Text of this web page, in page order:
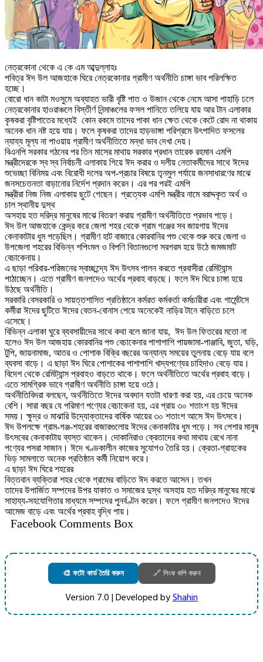
নেত্রকোনা থেকে এ কে এম আব্দুল্লাহঃ
পবিত্র ঈদ উল আজহাকে ঘিরে নেত্রকোনার গ্রামীণ অর্থনীতি চাঙ্গা ভাব পরিলক্ষিত
হচ্ছে।
বোরো ধান কাটা মওসুমে অব্যাহত ভারী বৃষ্টি পাত ও উজান থেকে নেমে আসা পাহাড়ি ঢলে
নেত্রকোনার হাওরাঞ্চলে বিস্তীর্ণ নিন্মাঞ্চলের ফসল পানিতে তলিয়ে যায় আর টান এলাকার
কৃষকরা বৃষ্টিপাতের মধ্যেই কোন রকমে তাদের পাকা ধান ক্ষেত থেকে কেটে রোদ না থাকায়
অনেক ধান নষ্ট হয়ে যায়। ফলে কৃষকরা তাদের হাড়ভাঙ্গা পরিশ্রমে উৎপাদিত ফসলের
ন্যায্য মূল্য না পাওয়ায় গ্রামীণ অর্থনীতিতে মন্ধা ভাব দেখা দেয়।
বিএনপি সরকার গঠনের পর তিন মাসের মাথায় সরকার প্রধান তারেক রহমান এমপি
মন্ত্রীদেরকে স্ব স্ব নির্বাচনী এলাকায় গিয়ে ঈদ করার ও দলীয় নেতাকর্মীদের সাথে ঈদের
শুভেচ্ছা বিনিময় এবং বিরোধী দলের অপ-প্রচার বিষয়ে তৃনমুল পর্যায়ে জনসাধারণের মাঝে
জনসচেতনতা বাড়ানোর নির্দেশ প্রদান করেন। এর পর পরই এমপি
মন্ত্রীরা নিজ নিজ এলাকায় ছুটে গেছেন। প্রত্যেক এমপি মন্ত্রীর নামে বরাদ্দকৃত অর্থ ও
চাল স্থানীয় দুস্থ
অসহায় হত দরিদ্র মানুষের মাঝে বিতরণ করায় গ্রামীণ অর্থনীতিতে প্রভাব পড়ে।
ঈদ উল আজহাকে কেন্দ্র করে জেলা শহর থেকে গ্রাম গঞ্জের সব জায়গায় ঈদের
কেনাকাটার ধুম পড়েছিল। গ্রামীণ হাট বাজারে কোরবানির পশু থেকে শুরু করে জেলা ও
উপজেলা শহরের বিভিন্ন শপিংমল ও বিপণি বিতানগুলো সরগরম হয়ে উঠে জমজমাট
বেচাকেনায়।
এ ছাড়া পরিবার-পরিজনের স্বাচ্ছন্দ্যে ঈদ উৎসব পালন করতে প্রবাসীরা রেমিট্যান্স
পাঠাচ্ছেন। এতে গ্রামীণ জনপদেও অর্থের প্রবাহ বাড়ছে। ফলে ঈদ ঘিরে চাঙ্গা হয়ে
উঠছে অর্থনীতি।
সরকারি বেসরকারি ও সায়ত্তশাসিত প্রতিষ্ঠানে কর্মরত কর্মকর্তা কর্মচারীরা এবং গার্মেন্টসে
কর্মীরা ঈদের ছুটিতে ঈদের বেতন-বোনাস পেয়ে অনেকেই নাড়ির টানে বাড়িতে চলে
এসেছে।
বিভিন্ন এলাকা ঘুরে ব্যবসায়ীদের সাথে কথা বলে জানা যায়, ঈদ উল ফিতরের মতো না
হলেও ঈদ উল আজহায় কোরবানির পশু বেচাকেনার পাশাপাশি পায়জামা-পাঞ্জাবি, জুতা, ঘড়ি,
টুপি, জায়নামাজ, আতর ও পোশাক বিক্রি বছরের অন্যান্য সময়ের তুলনায় বেড়ে যায় বলে
ব্যবসা বাড়ে। এ ছাড়া ঈদ ঘিরে পোশাকের পাশাপাশি খাদ্যপণ্যের চাহিদাও বেড়ে যায়।
বিদেশ থেকে রেমিট্যান্স প্রবাহও বাড়তে থাকে। ফলে অর্থনীতিতে অর্থের প্রবাহ বাড়ে।
এতে সামগ্রিক ভাবে গ্রামীণ অর্থনীতি চাঙ্গা হয়ে ওঠে।
অর্থনীতিবিদরা বলছেন, অর্থনীতিতে ঈদের অবদান যতটা ধারণা করা হয়, এর চেয়ে অনেক
বেশি। সারা বছর যে পরিমাণ পণ্যের বেচাকেনা হয়, এর প্রায় ৩০ শতাংশ হয় ঈদের
সময়। ক্ষুদ্র ও মাঝারি উদ্যোক্তাদের বার্ষিক আয়ের ৩০ শতাংশ আসে ঈদ উৎসবে।
ঈদ উপলক্ষে গ্রাম-গঞ্জ-শহরের বাজারগুলোয় ঈদের কেনাকাটার ধুম পড়ে। সব পেশার মানুষ
উৎসবের কেনাকাটায় ব্যস্ত থাকেন। দোকানিরাও ক্রেতাদের কথা মাথায় রেখে নানা
পণ্যের পসরা সাজান। ঈদে খণ্ডকালীন কাজের সুযোগও তৈরি হয়। ক্রেতা-গ্রাহকের
ভিড় সামলাতে অনেক প্রতিষ্ঠান কর্মী নিয়োগ করে।
এ ছাড়া ঈদ ঘিরে শহরের
বিত্তবান ব্যক্তিরা শহর থেকে গ্রামের বাড়িতে ঈদ করতে আসেন। তখন
তাদের উপার্জিত সম্পদের উপর যাকাত ও সমাজের দুস্থ অসহায় হত দরিদ্র মানুষের মাঝে
সাহায্য-সহযোগিতার মাধ্যমে সম্পদের পুনর্বণ্টন করেন। ফলে গ্রামীণ জনপদেও ঈদের
আমেজ বাড়ে এবং অর্থের প্রবাহ বৃদ্ধি পায়।
Facebook Comments Box
🎨 ফটো কার্ড তৈরি করুন 🔗 লিংক কপি করুন
Version 7.0 | Developed byShahin